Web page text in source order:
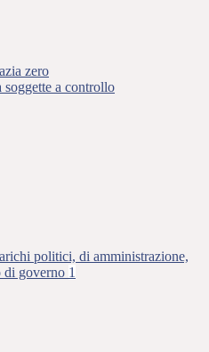
zero
a controllo
politici, di amministrazione,
di governo 1